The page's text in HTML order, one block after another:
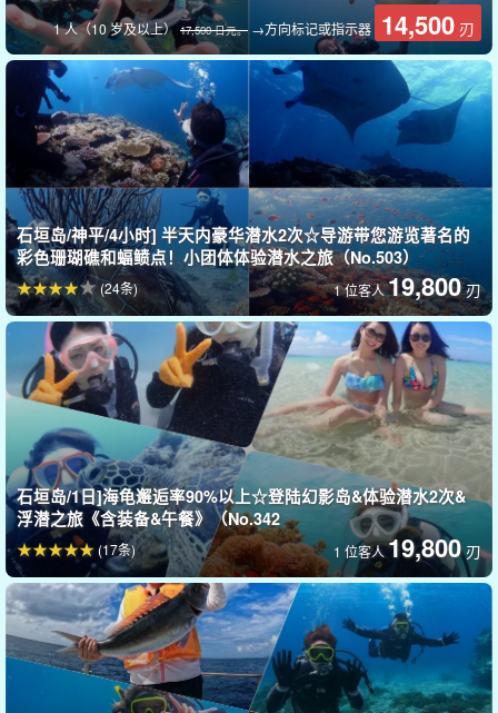
专业初学者向导提供支持。
尝试潜水，积累经验！
体验潜水、无许可证这是为初学者准备的潜水之旅，以下人员也可
以参加
与其说是游泳，不如说是在水下漫步，您并不需要会游泳。潜水教
练会始终陪伴在您身边，指导您完成潜水体验。即使是第一次参加
活动的人也可以参加。。
1 人（10 岁及以上）17,500 日元。 →方向标记或指示器 14,500 刃
石垣岛/神平/4小时] 半天内豪华潜水2次☆导游带您游览著名的
彩色珊瑚礁和蝠鲼点！小团体体验潜水之旅（No.503）
1 位客人19,800 刃
(24条)
石垣岛/1日]海龟邂逅率90%以上☆登陆幻影岛&体验潜水2次&
浮潜之旅《含装备&午餐》（No.342
1 位客人19,800 刃
(17条)